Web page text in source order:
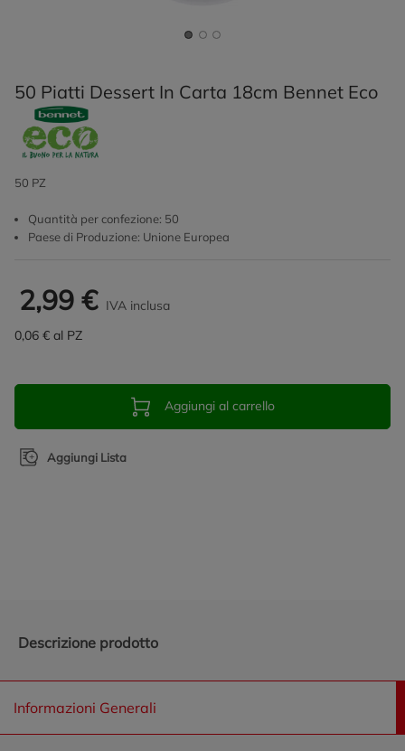
50 Piatti Dessert In Carta 18cm Bennet Eco
50 PZ
Quantità per confezione: 50
Paese di Produzione: Unione Europea
2,99 € IVA inclusa
0,06 € al PZ
Aggiungi al carrello
Aggiungi Lista
Descrizione prodotto
Informazioni Generali